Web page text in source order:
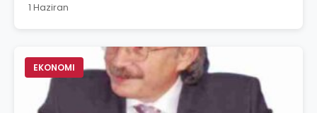
1 Haziran
EKONOMI